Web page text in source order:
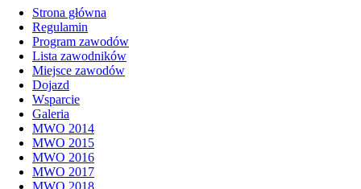
Strona główna
Regulamin
Program zawodów
Lista zawodników
Miejsce zawodów
Dojazd
Wsparcie
Galeria
MWO 2014
MWO 2015
MWO 2016
MWO 2017
MWO 2018